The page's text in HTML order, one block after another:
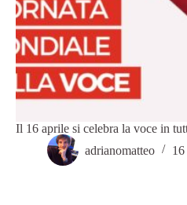
Il 16 aprile si celebra la voce in
adrianomatteo